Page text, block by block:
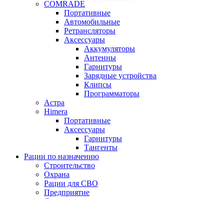
COMRADE
Портативные
Автомобильные
Ретрансляторы
Аксессуары
Аккумуляторы
Антенны
Гарнитуры
Зарядные устройства
Клипсы
Программаторы
Астра
Himera
Портативные
Аксессуары
Гарнитуры
Тангенты
Рации по назначению
Строительство
Охрана
Рации для СВО
Предприятие